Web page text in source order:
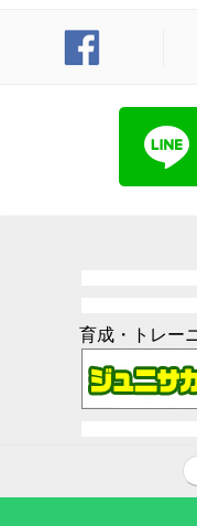
育成・トレー